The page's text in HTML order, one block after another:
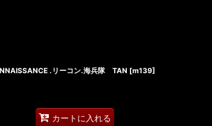
.リーコン.海兵隊 TAN [m139]
カートに入れる